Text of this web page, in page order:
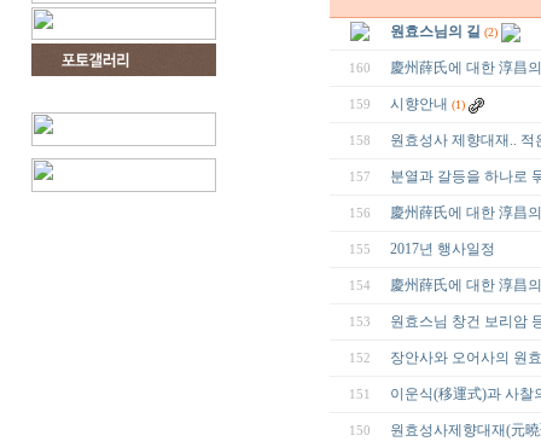
원효스님의 길 (2)
160 慶州薛氏에 대한 淳昌
159 시향안내 (1)
158 원효성사 제향대재.. 적
157 분열과 갈등을 하나로
156 慶州薛氏에 대한 淳昌
155 2017년 행사일정
154 慶州薛氏에 대한 淳昌
153 원효스님 창건 보리암
152 장안사와 오어사의 원
151 이운식(移運式)과 사찰
150 원효성사제향대재(元